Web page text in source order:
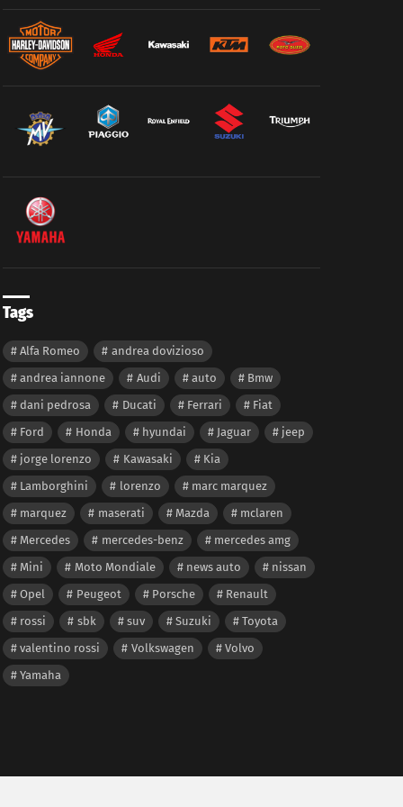
Tags
Alfa Romeo
andrea dovizioso
andrea iannone
Audi auto
Bmw
dani pedrosa
Ducati Ferrari
Fiat
Ford
Honda hyundai Jaguar
jeep
jorge lorenzo
Kawasaki
Kia
Lamborghini
lorenzo
marc marquez
marquez
maserati Mazda
mclaren
Mercedes
mercedes-benz
mercedes amg
Mini
Moto Mondiale news auto
nissan
Opel
Peugeot Porsche
Renault
rossi
sbk suv Suzuki
Toyota
valentino rossi
Volkswagen
Volvo
Yamaha